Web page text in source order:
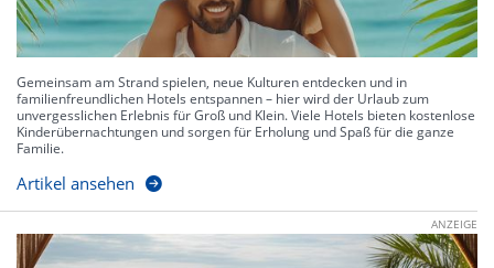
Gemeinsam am Strand spielen, neue Kulturen entdecken und in
familienfreundlichen Hotels entspannen – hier wird der Urlaub zum
unvergesslichen Erlebnis für Groß und Klein. Viele Hotels bieten kostenlose
Kinderübernachtungen und sorgen für Erholung und Spaß für die ganze
Familie.
Artikel ansehen
ANZEIGE